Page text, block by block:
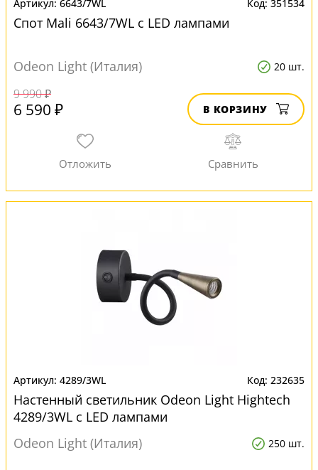
6643/7WL 351534
Спот Mali 6643/7WL с LED лампами
Odeon Light (Италия) 20 шт.
9 990 ₽
6 590 ₽ В КОРЗИНУ
4289/3WL 232635
Настенный светильник Odeon Light Hightech
4289/3WL с LED лампами
Odeon Light (Италия)
250 шт.